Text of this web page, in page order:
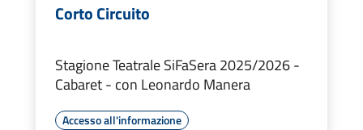
Corto Circuito
Stagione Teatrale SiFaSera 2025/2026 -
Cabaret - con Leonardo Manera
Accesso all'informazione